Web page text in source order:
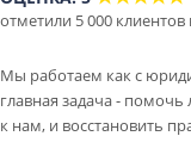
отметили 5 000 клиентов
Мы работаем как с
главная задача -
к нам, и восстановить